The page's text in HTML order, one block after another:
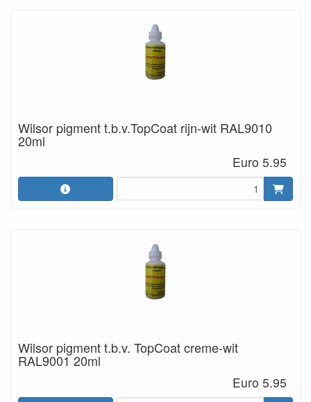
Wilsor pigment t.b.v.TopCoat rijn-wit RAL9010
20ml
Euro 5.95
Wilsor pigment t.b.v. TopCoat creme-wit
RAL9001 20ml
Euro 5.95